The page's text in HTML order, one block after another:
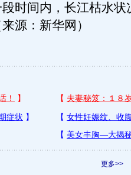
时间内，长江枯水状
源：新华网）
更多>>